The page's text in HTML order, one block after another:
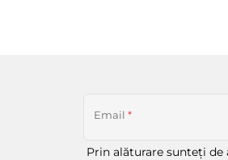
Email *
Prin alăturare sunteți de